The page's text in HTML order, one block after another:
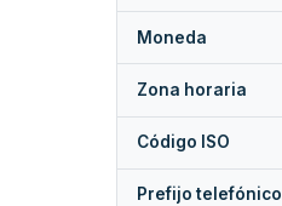
Moneda
Zona horaria
Código ISO
Prefijo telefónico